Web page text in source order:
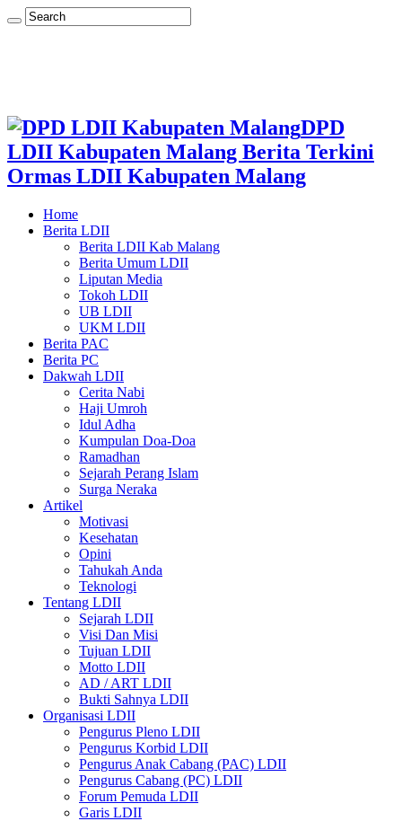
DPD
LDII Kabupaten Malang Berita Terkini
Ormas LDII Kabupaten Malang
Home
Berita LDII
Berita LDII Kab Malang
Berita Umum LDII
Liputan Media
Tokoh LDII
UB LDII
UKM LDII
Berita PAC
Berita PC
Dakwah LDII
Cerita Nabi
Haji Umroh
Idul Adha
Kumpulan Doa-Doa
Ramadhan
Sejarah Perang Islam
Surga Neraka
Artikel
Motivasi
Kesehatan
Opini
Tahukah Anda
Teknologi
Tentang LDII
Sejarah LDII
Visi Dan Misi
Tujuan LDII
Motto LDII
AD / ART LDII
Bukti Sahnya LDII
Organisasi LDII
Pengurus Pleno LDII
Pengurus Korbid LDII
Pengurus Anak Cabang (PAC) LDII
Pengurus Cabang (PC) LDII
Forum Pemuda LDII
Garis LDII